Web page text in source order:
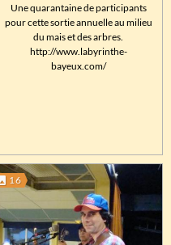
Une quarantaine de participants
pour cette sortie annuelle au milieu
du mais et des arbres.
http://www.labyrinthe-
bayeux.com/
16